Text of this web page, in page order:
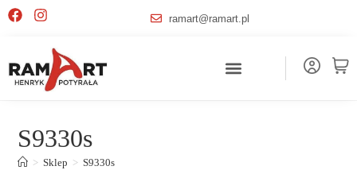
ramart@ramart.pl
S9330s
> Sklep > S9330s